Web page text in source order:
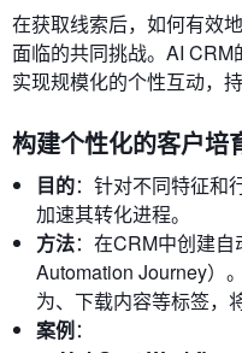
在获取线索后，如何有效
面临的共同挑战。AI
实现规模化的个性互动，
构建个性化的客户培
目的：针对不同特征和
加速其转化进程。
方法：在CRM中创建
Automation Journey）
为、下载内容等标签，
案例：